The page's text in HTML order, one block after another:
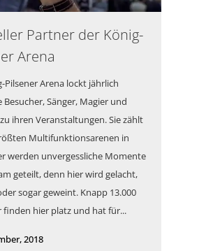
Partner der König-
Arena
Pilsener Arena lockt jährlich
Besucher, Sänger, Magier und
ihren Veranstaltungen. Sie zählt
Multifunktionsarenen in
werden unvergessliche Momente
geteilt, denn hier wird gelacht,
sogar geweint. Knapp 13.000
finden hier platz und hat für...
2018